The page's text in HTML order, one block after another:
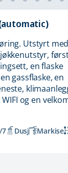
Utstyrt
en flaske
gassflaske, en
og en
7 Dusj Markise